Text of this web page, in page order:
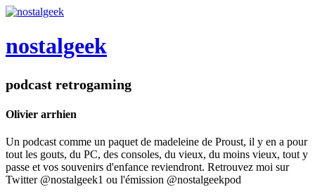
nostalgeek
podcast retrogaming
Olivier arrhien
Un podcast comme un paquet de madeleine de Proust, il y en a pour
tout les gouts, du PC, des consoles, du vieux, du moins vieux, tout y
passe et vos souvenirs d'enfance reviendront. Retrouvez moi sur
Twitter @nostalgeek1 ou l'émission @nostalgeekpod